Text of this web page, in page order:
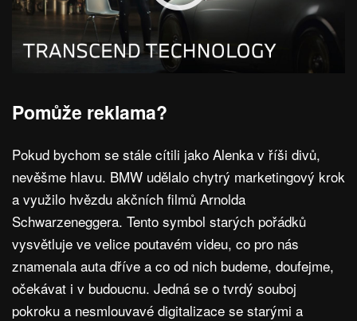
Pomůže reklama?
Pokud bychom se stále cítili jako Alenka v říši divů,
nevěšme hlavu. BMW udělalo chytrý marketingový krok
a využilo hvězdu akčních filmů Arnolda
Schwarzeneggera. Tento symbol starých pořádků
vysvětluje ve velice poutavém videu, co pro nás
znamenala auta dříve a co od nich budeme, doufejme,
očekávat i v budoucnu. Jedná se o tvrdý souboj
pokroku a nesmlouvavé digitalizace se starými a